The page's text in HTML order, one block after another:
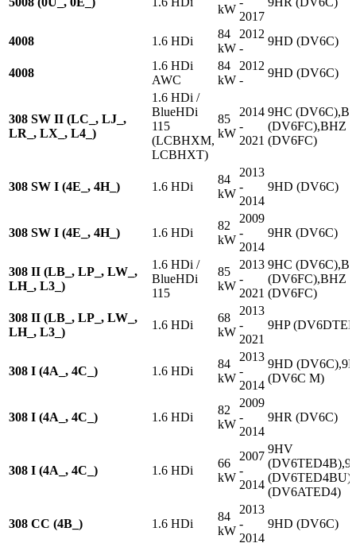
kW
2017
4008 1.6 HDi
84
kW
2012
-
9HD (DV6C)
4008
1.6 HDi
AWC
84
kW
2012
-
9HD (DV6C)
308 SW II (LC_, LJ_,
LR_, LX_, L4_)
1.6 HDi /
BlueHDi
115
(LCBHXM,
LCBHXT)
85
kW
2014
-
2021
9HC
(DV6FC),BHZ
(DV6FC)
308 SW I (4E_, 4H_) 1.6 HDi
84
kW
2013
-
2014
9HD (DV6C)
308 SW I (4E_, 4H_) 1.6 HDi
82
kW
2009
-
2014
9HR (DV6C)
308 II (LB_, LP_, LW_,
LH_, L3_)
1.6 HDi /
BlueHDi
115
85
kW
2013
-
2021
9HC
(DV6FC),BHZ
(DV6FC)
308 II (LB_, LP_, LW_,
LH_, L3_)
1.6 HDi
68
kW
2013
-
2021
9HP
308 I (4A_, 4C_) 1.6 HDi
84
kW
2013
-
2014
9HD
(DV6C M)
308 I (4A_, 4C_) 1.6 HDi
82
kW
2009
-
2014
9HR (DV6C)
308 I (4A_, 4C_) 1.6 HDi
66
kW
2007
-
2014
9HV
(DV6ATED4)
308 CC (4B_) 1.6 HDi
84
kW
2013
-
2014
9HD (DV6C)